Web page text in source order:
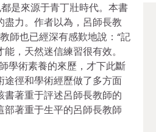
是來源于青丁壯時代。本書
力。作者以為，呂師長教
師也已經深有感歎地說：“記
，天然迷信練習很有效。
學術素養的來歷，才下此斷
徑和學術經歷做了多方面
著重于評述呂師長教師的
著重于生平的呂師長教師